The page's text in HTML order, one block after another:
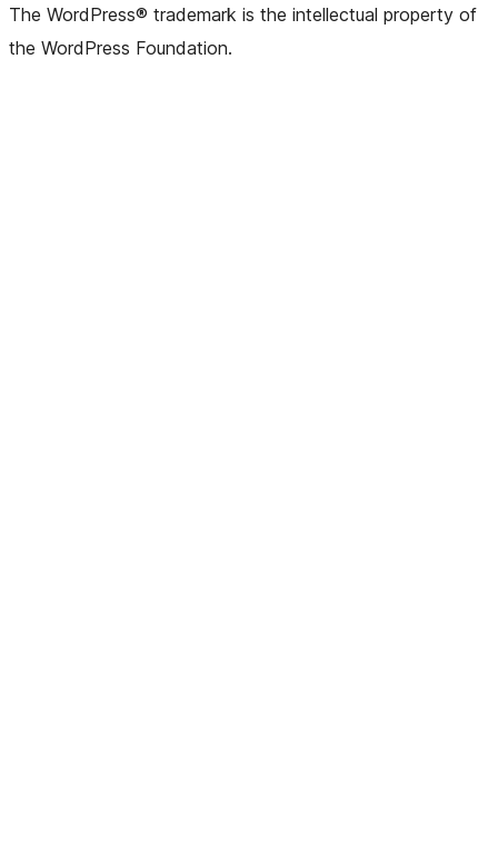
The WordPress® trademark is the intellectual property of
the WordPress Foundation.